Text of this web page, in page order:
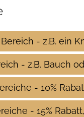
- z.B. ein
- z.B. Bauch
- 10%
- 15%